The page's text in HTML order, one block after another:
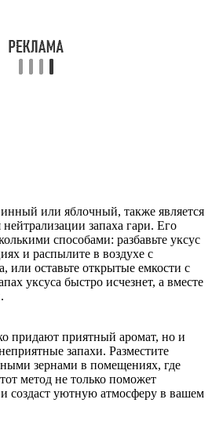
или яблочный, также является
запаха гари. Его
способами: разбавьте уксус
и распылите в воздухе с
или оставьте открытые емкости с
уксуса быстро исчезнет, а вместе
придают приятный аромат, но и
запахи. Разместите
зернами в помещениях, где
метод не только поможет
и создаст уютную атмосферу в вашем